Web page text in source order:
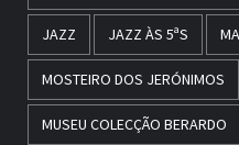
JAZZ JAZZ ÀS 5ªS
MOSTEIRO DOS JERÓNIMOS
MUSEU COLECÇÃO BERARDO